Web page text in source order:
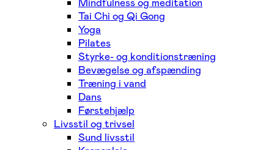
Tai Chi og Qi Gong
Yoga
Pilates
Styrke- og konditionstræning
Bevægelse og afspænding
Træning i vand
Dans
Førstehjælp
Livsstil og trivsel
Sund livsstil